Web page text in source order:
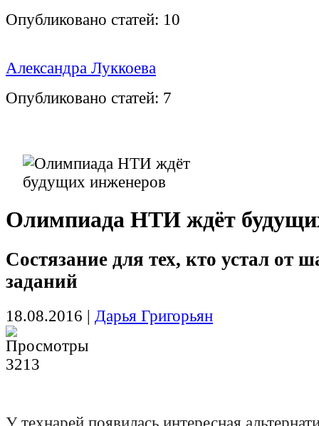
Опубликовано статей: 10
Александра Луккоева
Опубликовано статей: 7
Олимпиада НТИ ждёт
Состязание для тех, кто устал от
заданий
18.08.2016 | Дарья Григорьян
3213